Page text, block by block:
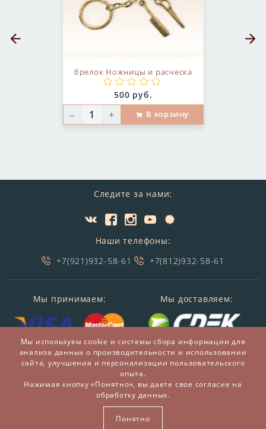
брелок Ножницы и расческа
Цена:
500 руб.
– + В корзину
Предыдущий слайд
Следите за нами:
Наши телефоны:
+7(921)932-58-61
+7(812)932-58-61
Мы принимаем: Мы доставляем:
© 2014-2026 БронзаМания -Интернет-магазин
подарков и сувениров из бронзы
ВСЕ ПРАВА ЗАЩИЩЕНЫ BRONZAMANIA.RU®
Мы используем cookie и системы сбора информации для
анализа данных о производительности и использовании
сайта, улучшения и персонализации пользовательского
опыта.
Нажимая кнопку «Понятно», вы даете свое согласие на
обработку данных.
Понятно